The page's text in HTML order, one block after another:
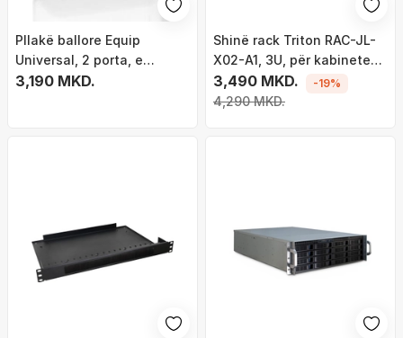
Pllakë ballore Equip
Universal, 2 porta, e
bardhë
3,190 MKD.
Shinë rack Triton RAC-JL-
X02-A1, 3U, për kabinete
19", e zezë
3,490 MKD.
4,290 MKD.
-19%